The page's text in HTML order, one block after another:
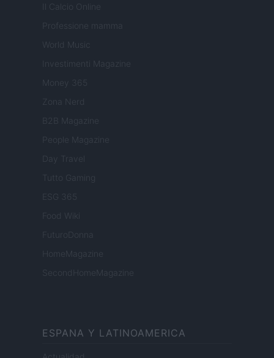
Il Calcio Online
Professione mamma
World Music
Investimenti Magazine
Money 365
Zona Nerd
B2B Magazine
People Magazine
Day Travel
Tutto Gaming
ESG 365
Food Wiki
FuturoDonna
HomeMagazine
SecondHomeMagazine
ESPANA Y LATINOAMERICA